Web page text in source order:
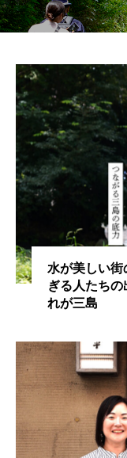
水が美しい街
ぎる人たち
れが三島